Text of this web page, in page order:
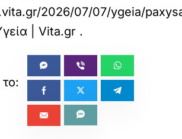
2026/07/07/ygeia/
| Vita.gr .